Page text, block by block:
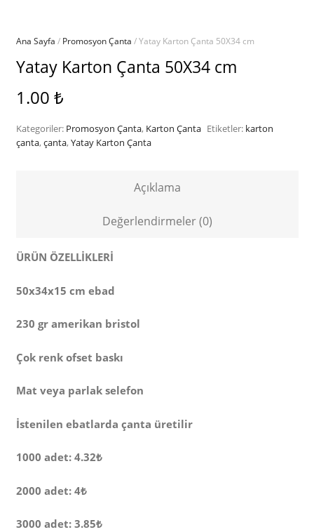
Ana Sayfa / Promosyon Çanta / Yatay Karton Çanta 50X34 cm
Yatay Karton Çanta 50X34 cm
1.00 ₺
Kategoriler: Promosyon Çanta, Karton Çanta Etiketler: karton
çanta,çanta,Yatay Karton Çanta
Açıklama
Değerlendirmeler (0)
ÜRÜN ÖZELLİKLERİ
50x34x15 cm ebad
230 gr amerikan bristol
Çok renk ofset baskı
Mat veya parlak selefon
İstenilen ebatlarda çanta üretilir
1000 adet: 4.32₺
2000 adet: 4₺
3000 adet: 3.85₺